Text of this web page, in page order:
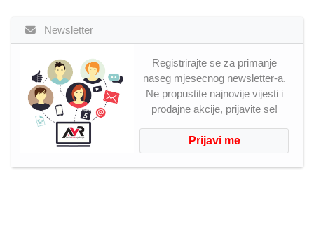
Newsletter
Registrirajte se za primanje
naseg mjesecnog newsletter-a.
Ne propustite najnovije vijesti i
prodajne akcije, prijavite se!
Prijavi me